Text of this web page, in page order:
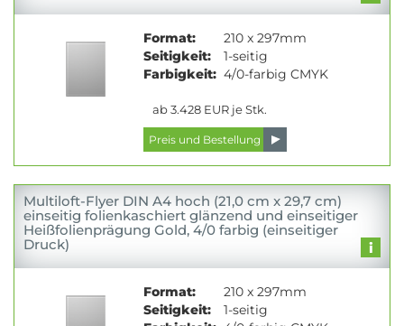
Format:
210 x 297mm
Seitigkeit:
1-seitig
Farbigkeit: 4/0-farbig CMYK
ab 3.428 EUR je Stk.
Multiloft-Flyer DIN A4 hoch (21,0 cm x 29,7 cm)
einseitig folienkaschiert glänzend und einseitiger
Heißfolienprägung Gold, 4/0 farbig (einseitiger
Druck)
Format:
210 x 297mm
Seitigkeit:
1-seitig